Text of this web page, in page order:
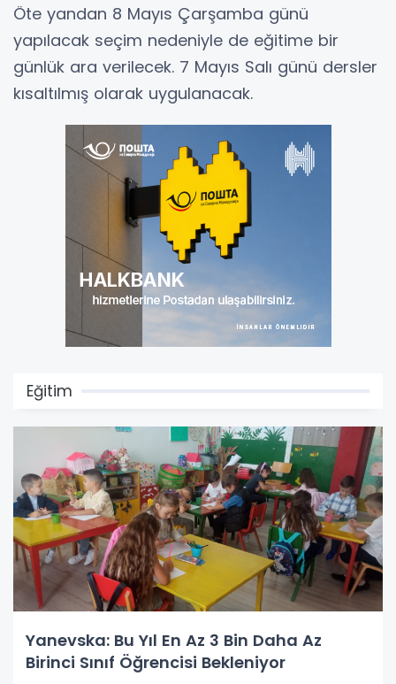
Öte yandan 8 Mayıs Çarşamba günü
yapılacak seçim nedeniyle de eğitime bir
günlük ara verilecek. 7 Mayıs Salı günü dersler
kısaltılmış olarak uygulanacak.
Eğitim
Yanevska: Bu Yıl En Az 3 Bin Daha Az
Birinci Sınıf Öğrencisi Bekleniyor